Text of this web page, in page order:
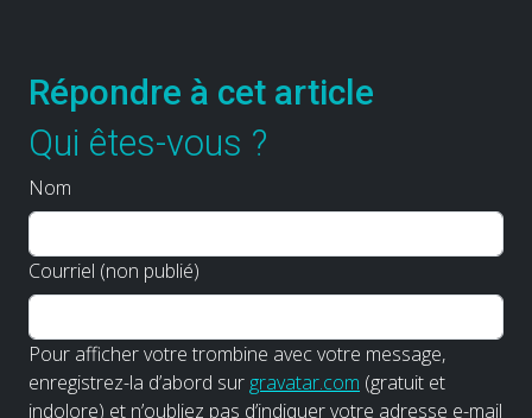
Répondre à cet article
Qui êtes-vous ?
Nom
Courriel (non publié)
Pour afficher votre trombine avec votre message,
enregistrez-la d’abord sur gravatar.com (gratuit et
indolore) et n’oubliez pas d’indiquer votre adresse e-mail